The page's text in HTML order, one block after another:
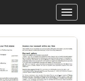
Toggle